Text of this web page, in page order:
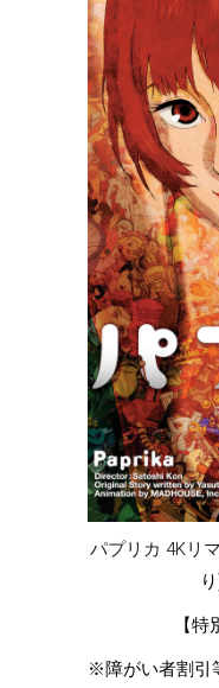
パプリカ 4Kリ
【
※障がい者割引